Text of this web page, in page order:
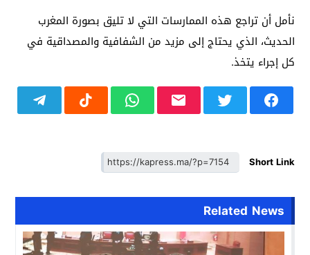
نأمل أن تراجع هذه الممارسات التي لا تليق بصورة المغرب
الحديث، الذي يحتاج إلى مزيد من الشفافية والمصداقية في
كل إجراء يتخذ.
Short Link
Related News